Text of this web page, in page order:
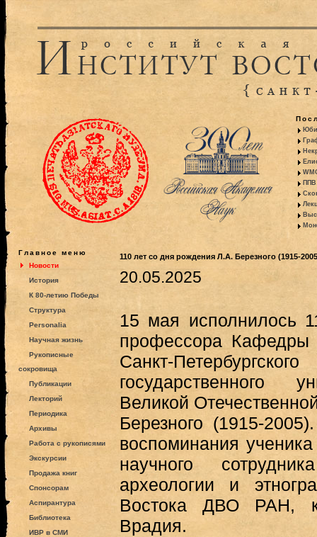
ППВ
Главное меню
Новости
История
К 80-летию Победы
Структура
Personalia
Научная жизнь
Рукописные
сокровища
Публикации
Лекторий
Периодика
Архивы
Работа с рукописями
Экскурсии
Продажа книг
Спонсорам
Аспирантура
Библиотека
ИВР в СМИ
110 лет со дня рождения Л.А. Березного (1915-
20.05.2025
15 мая исполнилось
профессора Кафедры
Санкт-
государственного
Великой
Березного (1915-
воспоминания
научного
археологии и
Востока ДВО РАН,
Врадия.